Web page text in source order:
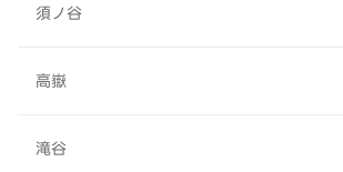
須ノ谷
高嶽
滝谷